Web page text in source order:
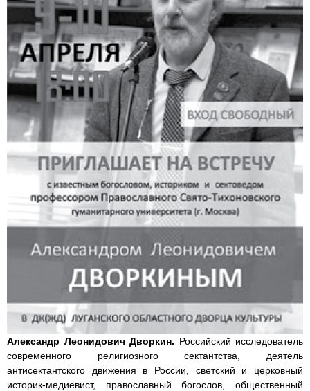
Александр Леонидович Дворкин. Российский исследователь
современного религиозного сектантства, деятель
антисектантского движения в России, светский и церковный
историк-медиевист, православный богослов, общественный